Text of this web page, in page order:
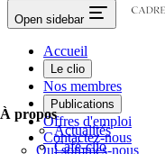
Open sidebar
Accueil
Le clio
À propos
Qui sommes-nous
Nos membres
Publications
Actualités
Café-clio
Offres d'emploi
Contactez-nous